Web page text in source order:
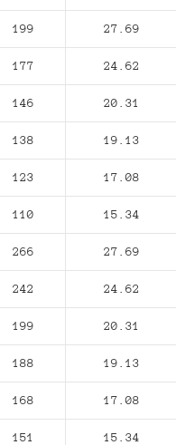
199 27.69
177 24.62
146 20.31
138 19.13
123 17.08
110 15.34
266 27.69
242 24.62
199 20.31
188 19.13
168 17.08
151 15.34